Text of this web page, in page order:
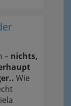
– nichts,
Wie